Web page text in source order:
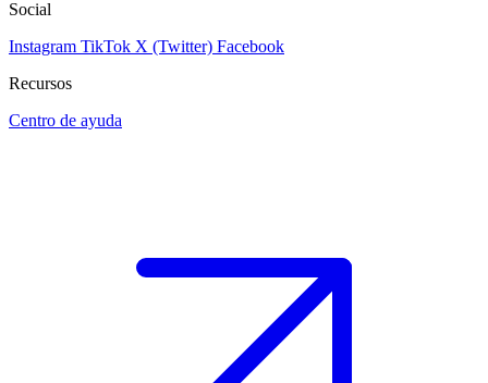
Social
Instagram TikTok X (Twitter) Facebook
Recursos
Centro de ayuda